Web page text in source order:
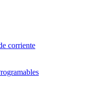
corriente